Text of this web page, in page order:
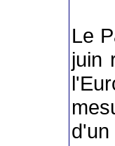
Le
juin